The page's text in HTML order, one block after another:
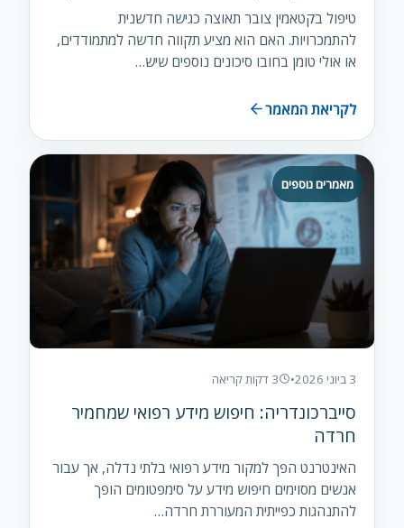
טיפול בקטאמין צובר תאוצה כגישה חדשנית
להתמכרויות. האם הוא מציע תקווה חדשה למתמודדים,
או אולי טומן בחובו סיכונים נוספים שיש…
לקריאת המאמר
מאמרים נוספים
3 ביוני 2026 • 3 דקות קריאה
סייברכונדריה: חיפוש מידע רפואי שמחמיר
חרדה
האינטרנט הפך למקור מידע רפואי בלתי נדלה, אך עבור
אנשים מסוימים חיפוש מידע על סימפטומים הופך
להתנהגות כפייתית המעוררת חרדה…